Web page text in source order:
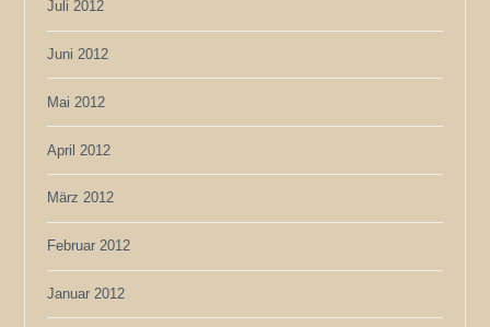
Juli 2012
Juni 2012
Mai 2012
April 2012
März 2012
Februar 2012
Januar 2012